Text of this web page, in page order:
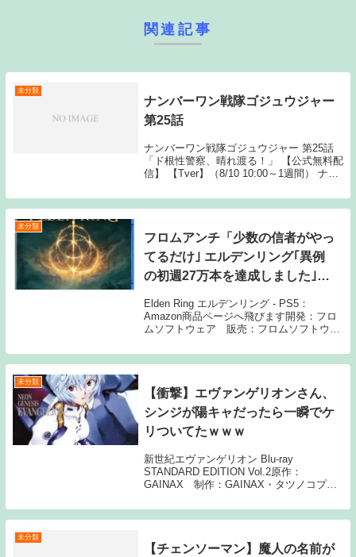
関連記事
未分類
ナンバーワン戦隊ゴジュウジャー
第25話
ナンバーワン戦隊ゴジュウジャー 第25話
「ド根性警察、晴れ渡る！」 【公式無料配
信】 【Tver】（8/10 10:00～1週間） ナン
TOPへSource: New feedナンバーワン戦隊
ゴジュウジャ...
未分類
フロムアンチ「少数の信者がやっ
てるだけ｣ エルデンリング｢異例
の初週27万本を達成しました｣←
Elden Ring エルデンリング - PS5：
Amazon商品ページへ飛びます開発：フロ
ムソフトウェア 販売：フロムソフトウェ
1: 3月5日(土) ID:ji7 いや凄すぎだろ 今まで
フロムが嫌いで...
未分類
【衝撃】エヴァンゲリオンさん、
シンジが陽キャだったら一瞬でケ
リついてたｗｗｗ
新世紀エヴァンゲリオン Blu-ray
STANDARD EDITION Vol.2原作：
GAINAX 制作：GAINAX・タツノコプロ/
過ぎる 2: 名無しさん トウジとかだったら
サードインパク...
未分類
【チェンソーマン】魔人の名前が